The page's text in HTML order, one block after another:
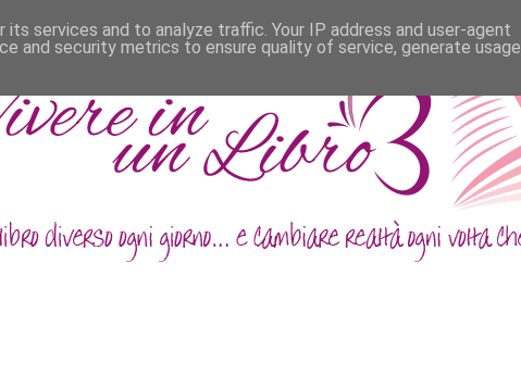
services and to analyze traffic. Your IP address and user-agent
and security metrics to ensure quality of service, generate usage